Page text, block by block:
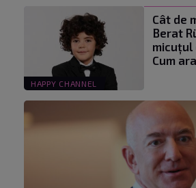
HAPPY CHANNEL
Cât de
Berat
micuțul
Cum